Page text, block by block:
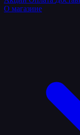
О магазине